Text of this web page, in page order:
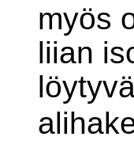
myös
liian